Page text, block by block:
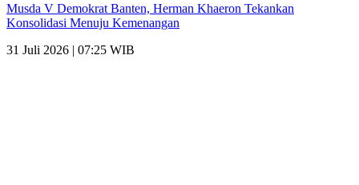
Musda V Demokrat Banten, Herman Khaeron Tekankan
Konsolidasi Menuju Kemenangan
31 Juli 2026 | 07:25 WIB